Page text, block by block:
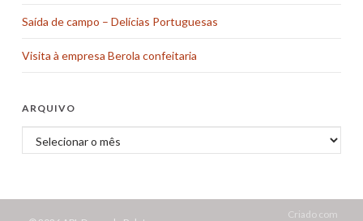
Saída de campo – Delícias Portuguesas
Visita à empresa Berola confeitaria
ARQUIVO
Arquivo
Criado com